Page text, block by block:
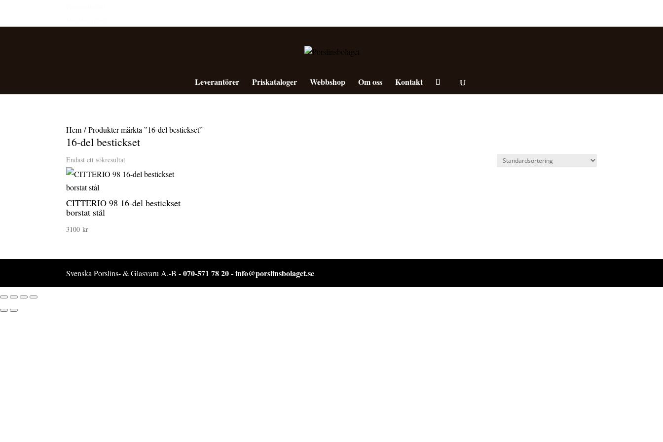
Leverantörer Priskataloger Webbshop Om oss Kontakt
Hem / Produkter märkta ”16-del bestickset”
16-del bestickset
Endast ett sökresultat
CITTERIO 98 16-del bestickset
borstat stål
3100kr
Svenska Porslins- & Glasvaru A.-B -070-571 78 20-info@porslinsbolaget.se